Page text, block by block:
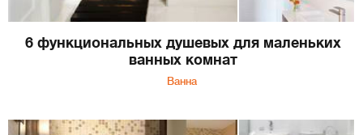
6 функциональных душевых для маленьких
ванных комнат
Ванна